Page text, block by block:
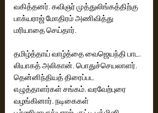
வகித்தனர். கவிஞர் முத்துலிங்கத்திற்கு
பாக்யராஜ் மோதிரம் அணிவித்து
மரியாதை செய்தார்.
தமிழ்த்தாய் வாழ்த்தை வைஜெயந்தி பாட,
லியாகத் அலிகான், பொதுச்செயலாளர்,
தென்னிந்தியத் திரைப்பட
எழுத்தாளர்கள் சங்கம், வரவேற்புரை
வழங்கினார். நடிகைகள்